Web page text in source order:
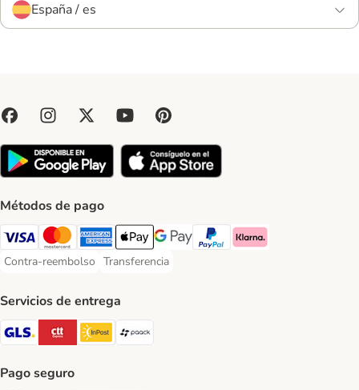
España / es
Métodos de pago
Visa Payment Method
Mastercard Payment Method
American Express Payment Method
Apple Pay Payment Method
Google Pay Payment Method
PayPal Payment Method
Klarna Payment Method
Contra-reembolso
Contra-reembolso Payment Method
Transferencia
Transferencia Payment Method
Servicios de entrega
GLS Shipping Method
CTTExpress Shipping Method
InPost Shipping Method
Pago seguro